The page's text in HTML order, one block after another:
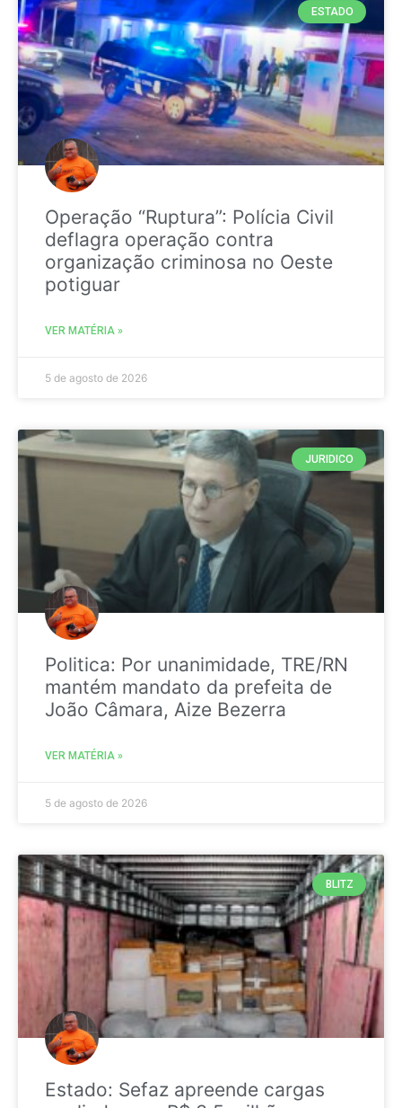
ESTADO
Operação “Ruptura”: Polícia Civil
deflagra operação contra
organização criminosa no Oeste
potiguar
VER MATÉRIA »
5 de agosto de 2026
JURIDICO
Politica: Por unanimidade, TRE/RN
mantém mandato da prefeita de
João Câmara, Aize Bezerra
VER MATÉRIA »
5 de agosto de 2026
BLITZ
Estado: Sefaz apreende cargas